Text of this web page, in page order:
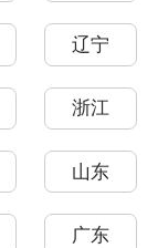
辽宁
浙江
山东
广东